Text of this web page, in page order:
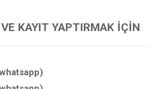
KAYIT YAPTIRMAK İÇIN